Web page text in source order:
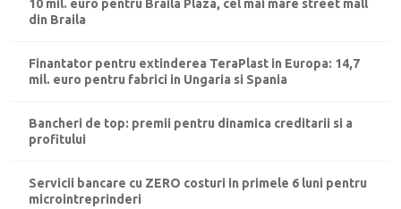
10 mil. euro pentru Braila Plaza, cel mai mare street mall
din Braila
Finantator pentru extinderea TeraPlast in Europa: 14,7
mil. euro pentru fabrici in Ungaria si Spania
Bancheri de top: premii pentru dinamica creditarii si a
profitului
Servicii bancare cu ZERO costuri in primele 6 luni pentru
microintreprinderi